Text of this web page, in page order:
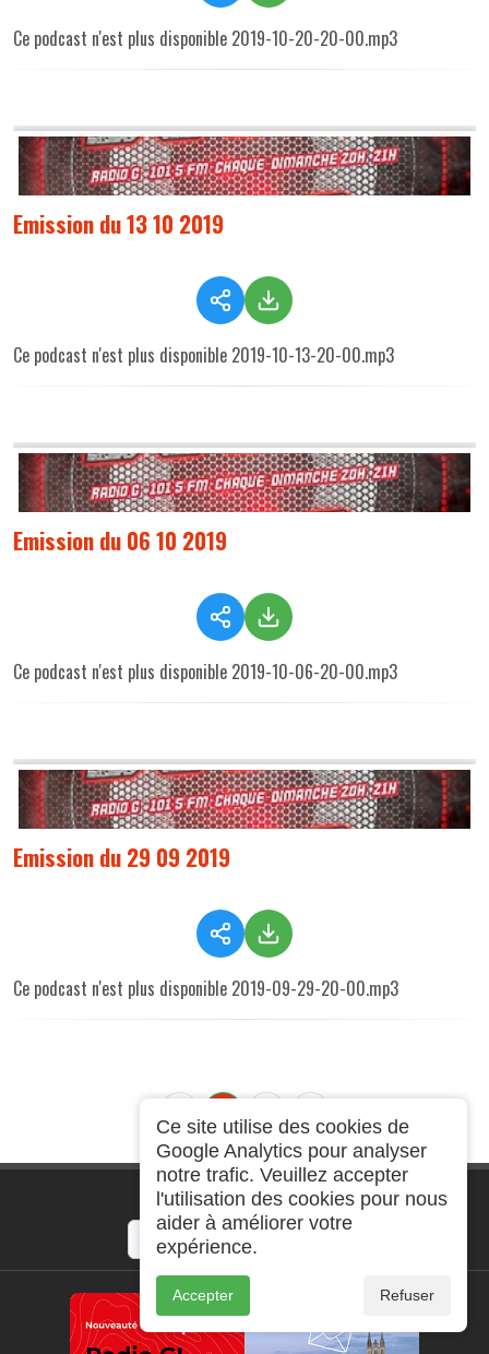
Ce podcast n'est plus disponible 2019-10-20-20-00.mp3
Emission du 13 10 2019
Ce podcast n'est plus disponible 2019-10-13-20-00.mp3
Emission du 06 10 2019
Ce podcast n'est plus disponible 2019-10-06-20-00.mp3
Emission du 29 09 2019
Ce podcast n'est plus disponible 2019-09-29-20-00.mp3
⋈Partager
Lien court :
https://radio-g.fr?r79
Ce site utilise des cookies de
Google Analytics pour analyser
notre trafic. Veuillez accepter
l'utilisation des cookies pour nous
aider à améliorer votre
expérience.
Accepter Refuser